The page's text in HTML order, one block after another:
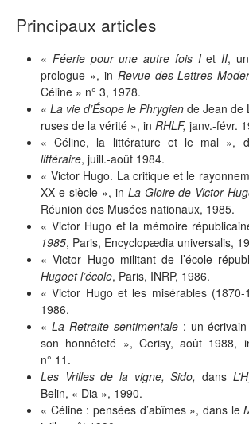
Principaux articles
« Féerie pour une autre fois Iet II,
prologue », in Revue des Lettres
Céline » n° 3, 1978.
« La vie d’Ésope le Phrygien de Jean de
ruses de la vérité », in RHLF, janv.-févr.
« Céline, la littérature et le mal »,
littéraire, juill.-août 1984.
« Victor Hugo. La critique et le
XX e siècle », in La Gloire de Victor
Réunion des Musées nationaux, 1985.
« Victor Hugo et la mémoire
1985, Paris, Encyclopædia universalis,
« Victor Hugo militant de l’école
Hugoet l’école, Paris, INRP, 1986.
« Victor Hugo et les misérables
1986.
« La Retraite sentimentale: un
son honnêteté », Cerisy, août 1988,
n° 11.
Les Vrilles de la vigne, Sido, dans
Belin, « Dia », 1990.
« Céline : pensées d’abîmes », dans le